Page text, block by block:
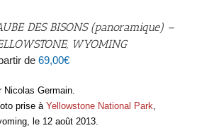
DES BISONS (panoramique) –
WYOMING
de69,00€
Nicolas Germain.
prise àYellowstone National Park,
le 12 août 2013.